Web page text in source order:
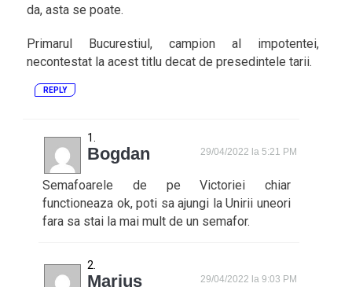
da, asta se poate.
Primarul Bucurestiul, campion al impotentei,
necontestat la acest titlu decat de presedintele tarii.
REPLY
Bogdan 29/04/2022 la 5:21 PM
Semafoarele de pe Victoriei chiar
functioneaza ok, poti sa ajungi la Unirii uneori
fara sa stai la mai mult de un semafor.
Marius 29/04/2022 la 9:03 PM